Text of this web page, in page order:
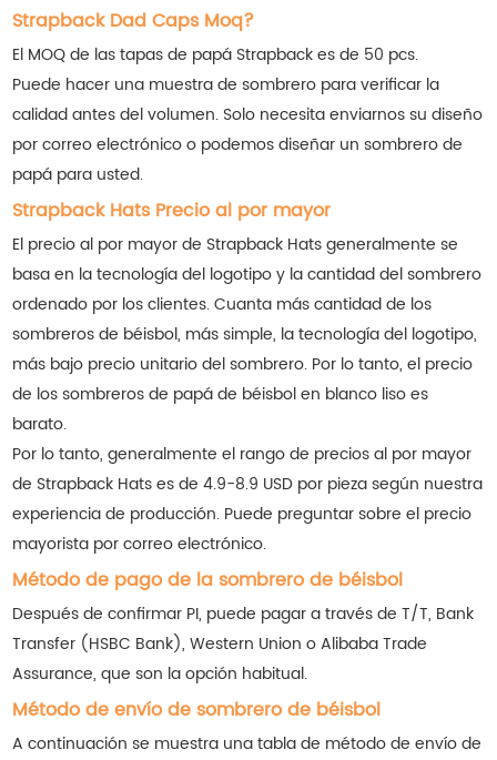
Strapback Dad Caps Moq?
El MOQ de las tapas de papá Strapback es de 50 pcs.
Puede hacer una muestra de sombrero para verificar la
calidad antes del volumen. Solo necesita enviarnos su diseño
por correo electrónico o podemos diseñar un sombrero de
papá para usted.
Strapback Hats Precio al por mayor
El precio al por mayor de Strapback Hats generalmente se
basa en la tecnología del logotipo y la cantidad del sombrero
ordenado por los clientes. Cuanta más cantidad de los
sombreros de béisbol, más simple, la tecnología del logotipo,
más bajo precio unitario del sombrero. Por lo tanto, el precio
de los sombreros de papá de béisbol en blanco liso es
barato.
Por lo tanto, generalmente el rango de precios al por mayor
de Strapback Hats es de 4.9-8.9 USD por pieza según nuestra
experiencia de producción. Puede preguntar sobre el precio
mayorista por correo electrónico.
Método de pago de la sombrero de béisbol
Después de confirmar PI, puede pagar a través de T/T, Bank
Transfer (HSBC Bank), Western Union o Alibaba Trade
Assurance, que son la opción habitual.
Método de envío de sombrero de béisbol
A continuación se muestra una tabla de método de envío de